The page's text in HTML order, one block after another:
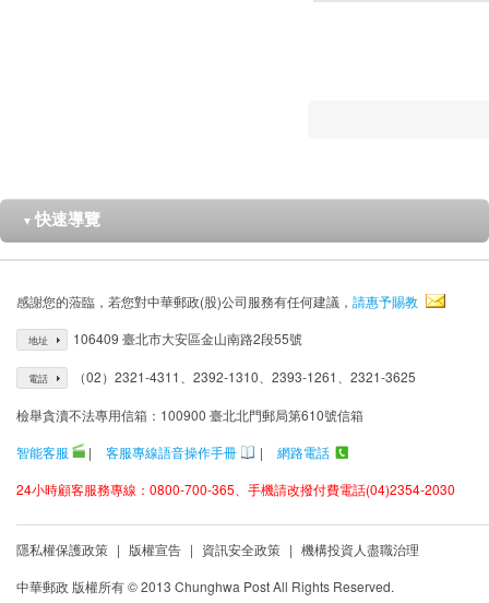
▼ 快速導覽
感謝您的蒞臨，若您對中華郵政(股)公司服務有任何建議， 請惠予賜教
地址 106409 臺北市大安區金山南路2段55號
電話 （02）2321-4311、2392-1310、2393-1261、2321-3625
檢舉貪瀆不法專用信箱：100900 臺北北門郵局第610號信箱
智能客服
| 客服專線語音操作手冊 |
網路電話
24小時顧客服務專線：0800-700-365、手機請改撥付費電話(04)2354-2030
隱私權保護政策 | 版權宣告 | 資訊安全政策 | 機構投資人盡職治理
中華郵政 版權所有 © 2013 Chunghwa Post All Rights Reserved.